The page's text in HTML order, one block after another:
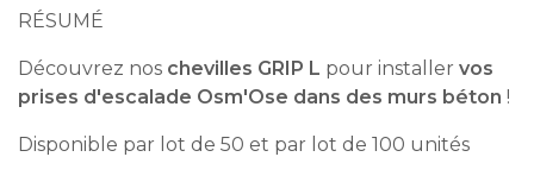
RÉSUMÉ
Découvrez nos chevilles GRIP L pour installer vos
prises d'escalade Osm'Ose dans des murs béton !
Disponible par lot de 50 et par lot de 100 unités